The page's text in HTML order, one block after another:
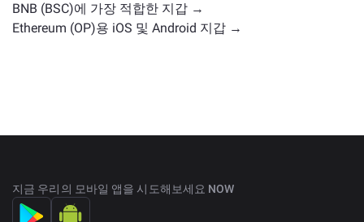
BNB (BSC)에 가장 적합한 지갑 →
Ethereum (OP)용 iOS 및 Android 지갑 →
지금 우리의 모바일 앱을 시도해보세요 NOW